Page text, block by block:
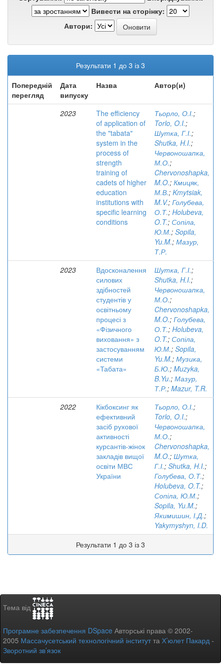
Вивести на сторінку:
Автори:
Результати 1 до 3 із 3
Попередній
перегляд
Дата
випуску
Назва Автор(и)
2023
The efficiency
of application of
the "tabata"
system in the
process of
strength
training of
cadets of higher
education
institutions with
specific learning
conditions
Тьорло, О.І.;
Torlo, O.I.;
Шутка, Г.І.;
Shutka, H.I.;
Червоношапка,
М.О.;
Chervonoshapka,
M.O.; Кмицяк,
М.В.; Kmytsiak,
M.V.; Голубева,
О.Т.; Holubeva,
O.T.; Сопіла,
Ю.М.; Sopila,
Yu.M.; Мазур,
Т.Р.
2023
Вдосконалення
силових
здібностей
студентів у
освітньому
процесі з
«Фізичного
виховання» з
застосуванням
системи
«Табата»
Шутка, Г.І.;
Shutka, H.I.;
Червоношапка,
М.О.;
Chervonoshapka,
M.O.; Голубева,
О.Т.; Holubeva,
O.T.; Сопіла,
Ю.М.; Sopila,
Yu.M.; Музика,
Б.Ю.; Muzyka,
B.Yu.; Мазур,
Т.Р.; Mazur, T.R.
2022
Кікбоксинг як
ефективний
засіб рухової
активності
курсантів-жінок
закладів вищої
освіти МВС
України
Тьорло, О.І.;
Torlo, O.I.;
Червоношапка,
М.О.;
Chervonoshapka,
M.O.; Шутка,
Г.І.; Shutka, H.I.;
Голубева, О.Т.;
Holubeva, O.T.;
Сопіла, Ю.М.;
Sopila, Yu.M.;
Якимишин, І.Д.;
Yakymyshyn, I.D.
Результати 1 до 3 із 3
Тема від
Програмне забезпечення DSpace Авторські права © 2002-
2005 Массачусетський технологічний інститутта Х’юлет Пакард -
Зворотний зв’язок